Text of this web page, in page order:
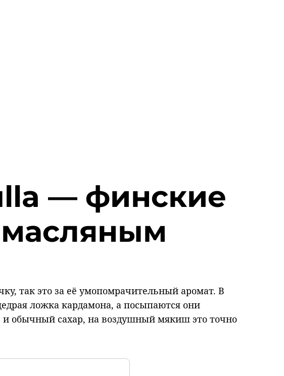
— финские
так это за её умопомрачительный аромат. В
ложка кардамона, а посыпаются они
обычный сахар, на воздушный мякиш это точно